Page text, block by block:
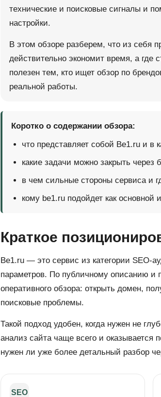
технические и поисковые сигналы и
настройки.
В этом обзоре разберем, что из себя
действительно экономит время, а где
полезен тем, кто ищет обзор по
реальной работы.
Коротко о содержании обзора:
что представляет собой Be1.ru и в
какие задачи можно закрыть через
в чем сильные стороны сервиса и
кому be1.ru подойдет как основной
Краткое
Be1.ru — это сервис из категории SEO-
параметров. По публичному описанию и
оперативного обзора: открыть домен,
поисковые проблемы.
Такой подход удобен, когда нужен не
анализ сайта чаще всего и оказывается
нужен ли уже более детальный разбор
SEO